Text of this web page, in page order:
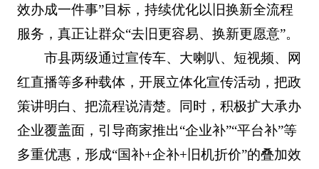
效办成一件事”目标，持续优化以旧换新全流程
服务，真正让群众“去旧更容易、换新更愿意”。
市县两级通过宣传车、大喇叭、短视频、网
红直播等多种载体，开展立体化宣传活动，把政
策讲明白、把流程说清楚。同时，积极扩大承办
企业覆盖面，引导商家推出“企业补”“平台补”等
多重优惠，形成“国补+企补+旧机折价”的叠加效